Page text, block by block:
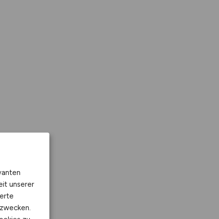
unserer